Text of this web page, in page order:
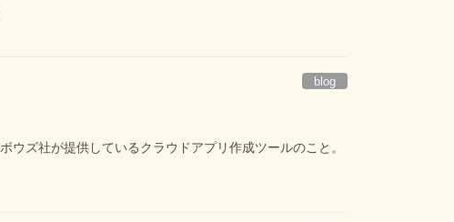
blog
ズ社が提供しているクラウドアプリ作成ツールのこと。